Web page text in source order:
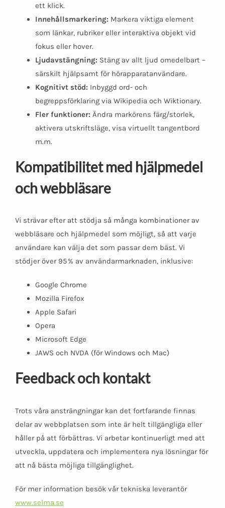
ett klick.
Innehållsmarkering: Markera viktiga element
som länkar, rubriker eller interaktiva objekt vid
fokus eller hover.
Ljudavstängning: Stäng av allt ljud omedelbart –
särskilt hjälpsamt för hörapparatanvändare.
Kognitivt stöd: Inbyggd ord- och
begreppsförklaring via Wikipedia och Wiktionary.
Fler funktioner: Ändra markörens färg/storlek,
aktivera utskriftsläge, visa virtuellt tangentbord
m.m.
Kompatibilitet med hjälpmedel
och webbläsare
Vi strävar efter att stödja så många kombinationer av
webbläsare och hjälpmedel som möjligt, så att varje
användare kan välja det som passar dem bäst. Vi
stödjer över 95 % av användarmarknaden, inklusive:
Google Chrome
Mozilla Firefox
Apple Safari
Opera
Microsoft Edge
JAWS och NVDA (för Windows och Mac)
Feedback och kontakt
Trots våra ansträngningar kan det fortfarande finnas
delar av webbplatsen som inte är helt tillgängliga eller
håller på att förbättras. Vi arbetar kontinuerligt med att
utveckla, uppdatera och implementera nya lösningar för
att nå bästa möjliga tillgänglighet.
För mer information besök vår tekniska leverantör
www.selma.se